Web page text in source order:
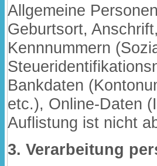
Allgemeine
Geburtsort,
Kennnummern
Bankdaten
etc.), Online-Daten
Auflistung ist nicht
3. Verarbeitung